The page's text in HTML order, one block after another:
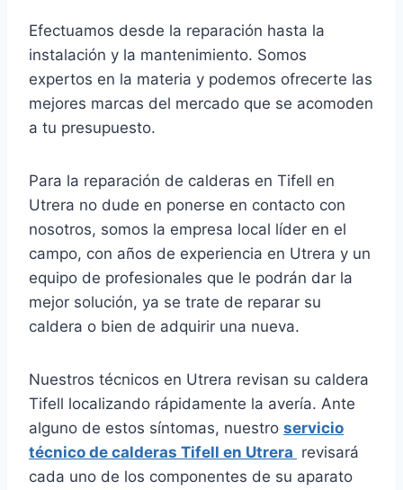
Efectuamos desde la reparación hasta la
instalación y la mantenimiento. Somos
expertos en la materia y podemos ofrecerte las
mejores marcas del mercado que se acomoden
a tu presupuesto.
Para la reparación de calderas en Tifell en
Utrera no dude en ponerse en contacto con
nosotros, somos la empresa local líder en el
campo, con años de experiencia en Utrera y un
equipo de profesionales que le podrán dar la
mejor solución, ya se trate de reparar su
caldera o bien de adquirir una nueva.
Nuestros técnicos en Utrera revisan su caldera
Tifell localizando rápidamente la avería. Ante
alguno de estos síntomas, nuestro servicio
técnico de calderas Tifell en Utrera revisará
cada uno de los componentes de su aparato